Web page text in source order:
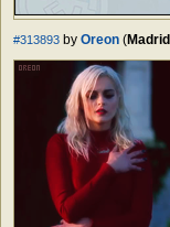
#313893 by Oreon (